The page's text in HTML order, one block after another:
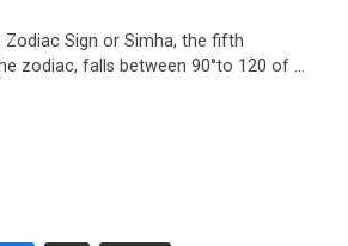
Zodiac Sign or Simha, the fifth
zodiac, falls between 90°to 120 of …